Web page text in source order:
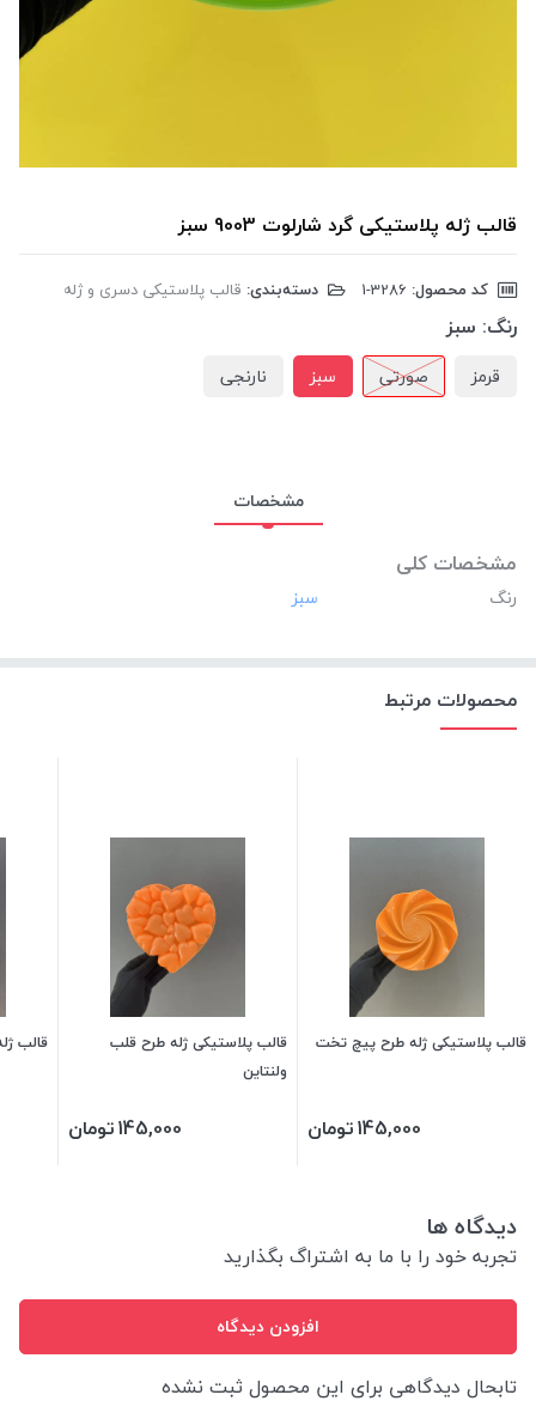
قالب ژله پلاستیکی گرد شارلوت 9003 سبز
کد محصول: دسته‌بندی: قالب پلاستیکی دسری و ژله
رنگ: سبز
قرمز صورتی سبز نارنجی
مشخصات
مشخصات کلی
رنگ
محصولات مرتبط
قالب پلاستیکی ژله طرح پیچ تخت
145,000تومان
قالب پلاستیکی ژله طرح قلب
ولنتاین
145,000تومان
قالب
دیدگاه ها
تجربه خود را با ما به اشتراگ بگذارید
افزودن دیدگاه
تابحال دیدگاهی برای این محصول ثبت نشده